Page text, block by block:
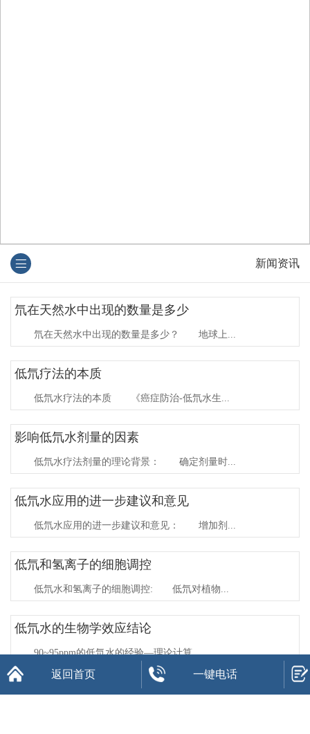
新闻资讯
氘在天然水中出现的数量是多少
氘在天然水中出现的数量是多少？ 地球上...
低氘疗法的本质
低氘水疗法的本质 《癌症防治-低氘水生...
影响低氘水剂量的因素
低氘水疗法剂量的理论背景： 确定剂量时...
低氘水应用的进一步建议和意见
低氘水应用的进一步建议和意见： 增加剂...
低氘和氢离子的细胞调控
低氘水和氢离子的细胞调控: 低氘对植物...
低氘水的生物学效应结论
90~95ppm的低氘水的经验—理论计算...
低氘水疗法剂量的理论背景
返回首页 一键电话